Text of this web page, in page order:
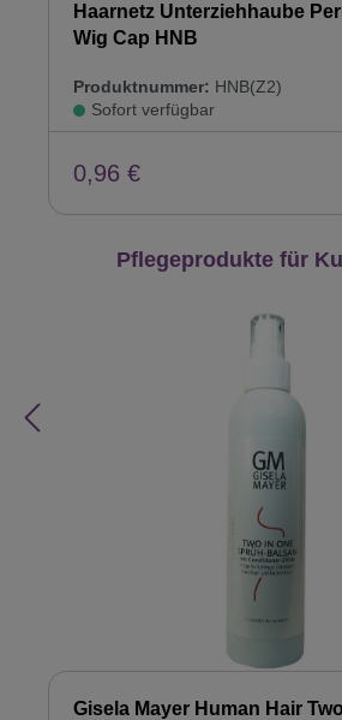
Haarnetz Unterziehhaube
Wig Cap HNB
Produktnummer: HNB(Z2)
Sofort verfügbar
0,96 €
Produktgalerie überspringen
Pflegeprodukte für
Gisela Mayer Human Hair